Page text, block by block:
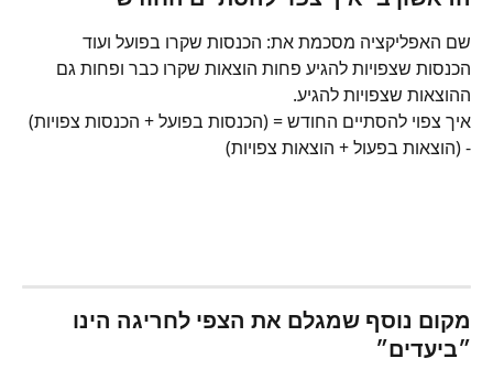
שם האפליקציה מסכמת את: הכנסות שקרו בפועל ועוד
הכנסות שצפויות להגיע פחות הוצאות שקרו כבר ופחות גם
ההוצאות שצפויות להגיע.
איך צפוי להסתיים החודש = (הכנסות בפועל + הכנסות צפויות)
- (הוצאות בפעול + הוצאות צפויות)
מקום נוסף שמגלם את הצפי לחריגה הינו
״ביעדים״